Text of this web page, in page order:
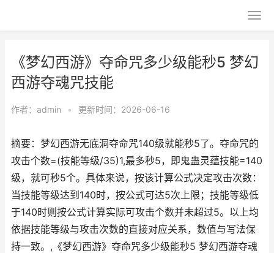
《梦幻西游》夺命咒多少级能秒5 梦幻
西游夺魂咒技能
作者： admin • 更新时间：2026-06-16
摘要：梦幻西游无底洞夺命咒140级就能秒5了。夺命咒的
攻击个数=(技能等级/35)1,最多秒5，即鬼蛊灵蕴技能=140
级，就可秒5个。具体来说，按该计算公式决定攻击次数：
当技能等级达到140时，按公式可达5次上限；技能等级低
于140时则按公式计算实际可攻击个数并未超过5。以上均
依据技能等级与攻击次数的直接对应关系，数值与写法保
持一致。,《梦幻西游》夺命咒多少级能秒5 梦幻西游夺魂